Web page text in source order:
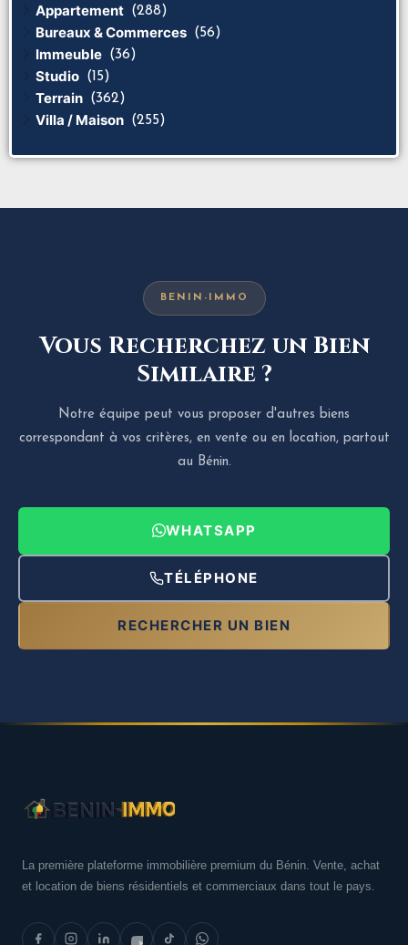
Appartement (288)
Bureaux & Commerces (56)
Immeuble (36)
Studio (15)
Terrain (362)
Villa / Maison (255)
BENIN-IMMO
Vous Recherchez un Bien
Similaire ?
Notre équipe peut vous proposer d'autres biens
correspondant à vos critères, en vente ou en location, partout
au Bénin.
WHATSAPP
TÉLÉPHONE
RECHERCHER UN BIEN
La première plateforme immobilière premium du Bénin. Vente, achat
et location de biens résidentiels et commerciaux dans tout le pays.